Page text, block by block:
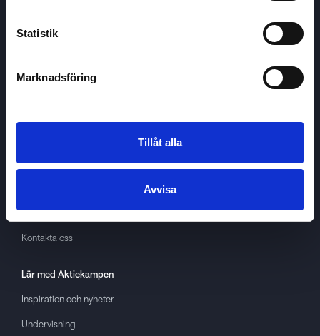
Statistik
Marknadsföring
Tillåt alla
Avvisa
OmAktiekampen
About cookies
GDPR
Kontakta oss
Lär med Aktiekampen
Inspiration och nyheter
Undervisning